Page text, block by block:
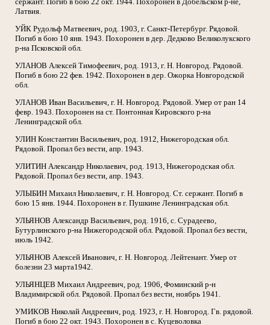
Латвия.
УЙК Рудольф Матвеевич, род. 1903, г. Санкт-Петербург. Рядовой.
Погиб в бою 10 янв. 1943. Похоронен в дер. Дедково Великолукского
р-на Псковской обл.
УЛАНОВ Алексей Тимофеевич, род. 1913, г. Н. Новгород. Рядовой.
Погиб в бою 22 фев. 1942. Похоронен в дер. Ожорка Новгородской
обл.
УЛАНОВ Иван Васильевич, г. Н. Новгород. Рядовой. Умер от ран 14
февр. 1943. Похоронен на ст. Понтонная Кировского р-на
Ленинградской обл.
УЛИН Константин Васильевич, род. 1912, Нижегородская обл.
Рядовой. Пропал без вести, апр. 1943.
УЛИТИН Александр Николаевич, род. 1913, Нижегородская обл.
Рядовой. Пропал без вести, апр. 1943.
УЛЫБИН Михаил Николаевич, г. Н. Новгород. Ст. сержант. Погиб в
бою 15 янв. 1944. Похоронен в г. Пушкине Ленинградская обл.
УЛЬЯНОВ Александр Васильевич, род. 1916, с. Сурадеево,
Бутурлинского р-на Нижегородской обл. Рядовой. Пропал без вести,
июль 1942.
УЛЬЯНОВ Алексей Иванович, г. Н. Новгород. Лейтенант. Умер от
болезни 23 марта1942.
УЛЬЯНЦЕВ Михаил Андреевич, род. 1906, Фоминский р-н
Владимирской обл. Рядовой. Пропал без вести, ноябрь 1941.
УМИКОВ Николай Андреевич, род. 1923, г. Н. Новгород. Гв. рядовой.
Погиб в бою 22 окт. 1943. Похоронен в с. Куцеволовка